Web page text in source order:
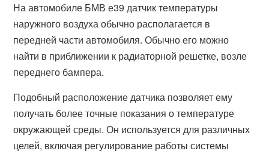
На автомобиле БМВ е39 датчик температуры
наружного воздуха обычно располагается в
передней части автомобиля. Обычно его можно
найти в приближении к радиаторной решетке, возле
переднего бампера.
Подобный расположение датчика позволяет ему
получать более точные показания о температуре
окружающей среды. Он используется для различных
целей, включая регулирование работы системы